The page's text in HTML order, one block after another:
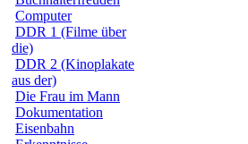
Computer
DDR 1 (Filme über
die)
DDR 2 (Kinoplakate
aus der)
Die Frau im Mann
Dokumentation
Eisenbahn